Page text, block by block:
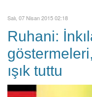
Salı, 07 Nisan 2015 02:18
Ruhani:
ışık tuttu